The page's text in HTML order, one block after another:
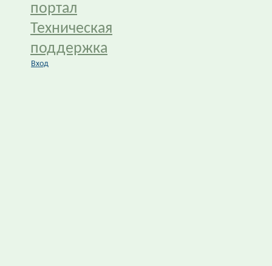
портал
Техническая
поддержка
Вход